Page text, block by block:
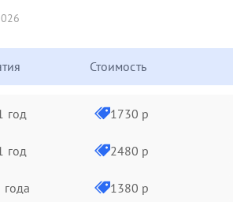
Стоимость
год 1730 р
год 2480 р
года 1380 р